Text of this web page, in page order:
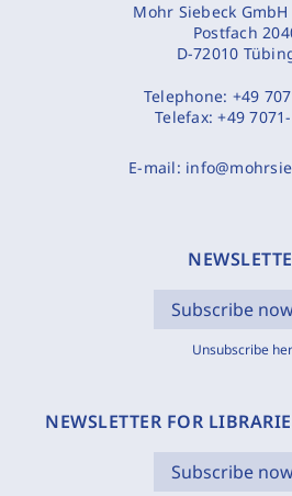
Mohr Siebeck GmbH
Postfach
D-72010
Telephone: +49
Telefax:+49
E-mail:
Subscribe
Unsubscribe
NEWSLETTER FOR
Subscribe